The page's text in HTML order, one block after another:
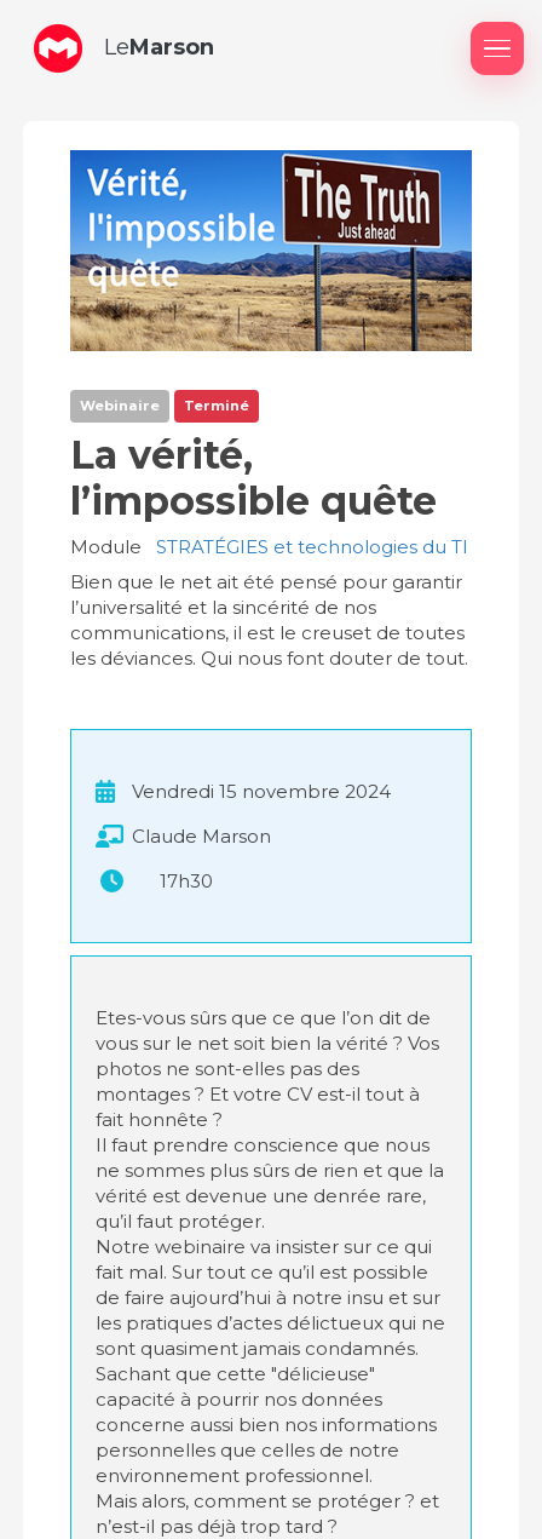
LeMarson
Webinaire Terminé
La vérité,
l’impossible quête
Module
STRATÉGIES et technologies du TI
Bien que le net ait été pensé pour garantir
l’universalité et la sincérité de nos
communications, il est le creuset de toutes
les déviances. Qui nous font douter de tout.
Vendredi 15 novembre 2024
Claude Marson
17h30
Etes-vous sûrs que ce que l’on dit de
vous sur le net soit bien la vérité ? Vos
photos ne sont-elles pas des
montages ? Et votre CV est-il tout à
fait honnête ?
Il faut prendre conscience que nous
ne sommes plus sûrs de rien et que la
vérité est devenue une denrée rare,
qu’il faut protéger.
Notre webinaire va insister sur ce qui
fait mal. Sur tout ce qu’il est possible
de faire aujourd’hui à notre insu et sur
les pratiques d’actes délictueux qui ne
sont quasiment jamais condamnés.
Sachant que cette "délicieuse"
capacité à pourrir nos données
concerne aussi bien nos informations
personnelles que celles de notre
environnement professionnel.
Mais alors, comment se protéger ? et
n’est-il pas déjà trop tard ?